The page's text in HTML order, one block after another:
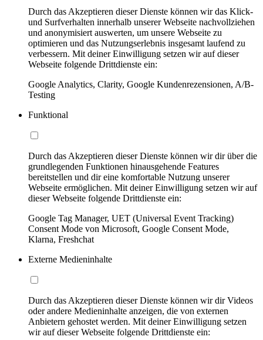
Durch das Akzeptieren dieser Dienste können wir das Klick-
und Surfverhalten innerhalb unserer Webseite nachvollziehen
und anonymisiert auswerten, um unsere Webseite zu
optimieren und das Nutzungserlebnis insgesamt laufend zu
verbessern. Mit deiner Einwilligung setzen wir auf dieser
Webseite folgende Drittdienste ein:
Google Analytics, Clarity, Google Kundenrezensionen, A/B-
Testing
Funktional
Durch das Akzeptieren dieser Dienste können wir dir über die
grundlegenden Funktionen hinausgehende Features
bereitstellen und dir eine komfortable Nutzung unserer
Webseite ermöglichen. Mit deiner Einwilligung setzen wir auf
dieser Webseite folgende Drittdienste ein:
Google Tag Manager, UET (Universal Event Tracking)
Consent Mode von Microsoft, Google Consent Mode,
Klarna, Freshchat
Externe Medieninhalte
Durch das Akzeptieren dieser Dienste können wir dir Videos
oder andere Medieninhalte anzeigen, die von externen
Anbietern gehostet werden. Mit deiner Einwilligung setzen
wir auf dieser Webseite folgende Drittdienste ein: